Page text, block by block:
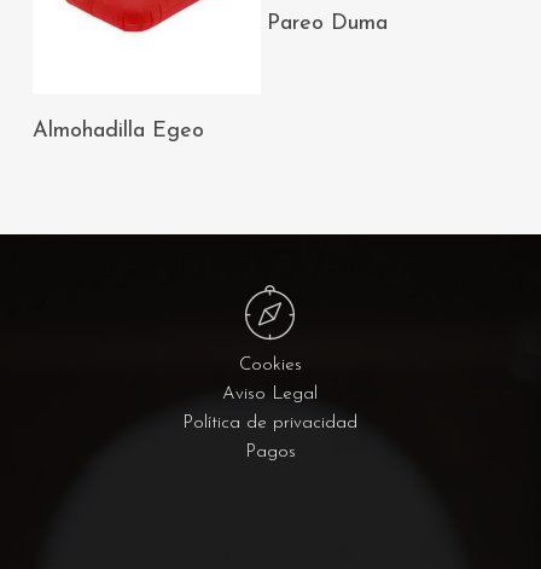
AÑADIR AL
CARRITO
Almohadilla Egeo
AÑADIR AL
Pareo Duma
Cookies
Aviso Legal
Política de privacidad
Pagos